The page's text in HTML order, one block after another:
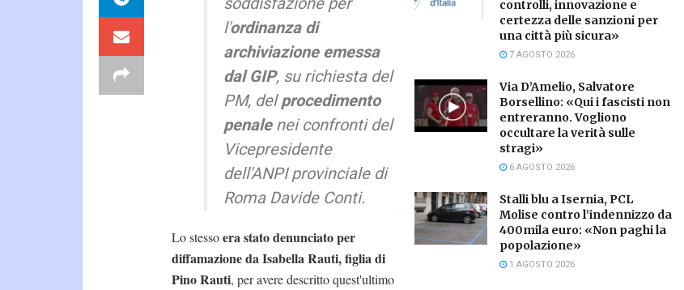
controlli, innovazione e
certezza delle sanzioni per
una città più sicura»
7 AGOSTO 2026
Via D’Amelio, Salvatore
Borsellino: «Qui i fascisti non
entreranno. Vogliono
occultare la verità sulle
stragi»
6 AGOSTO 2026
Stalli blu a Isernia, PCL
Molise contro l’indennizzo da
400mila euro: «Non paghi la
popolazione»
1 AGOSTO 2026
l'ordinanza di
archiviazione emessa
dal GIP, su richiesta del
PM, delprocedimento
penalenei confronti del
Vicepresidente
dell'ANPI provinciale di
Roma Davide Conti.
Lo stessoera stato denunciato per
diffamazione da Isabella Rauti, figlia di
Pino Rauti, per avere descritto quest'ultimo